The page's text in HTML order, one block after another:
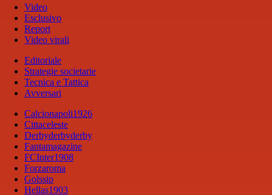
Video
Esclusivo
Report
Video virali
Editoriale
Strategie societarie
Tecnica e Tattica
Avversari
Calcionapoli1926
Cittaceleste
Derbyderbyderby
Fantamagazine
FCInter1908
Forzaroma
Golssip
Hellas1903